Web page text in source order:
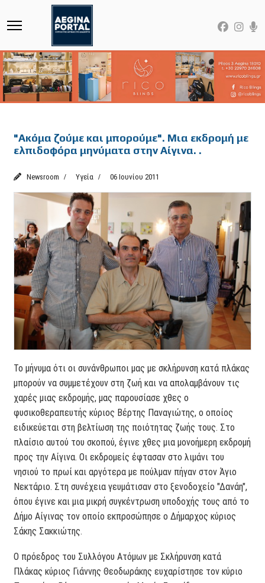
"Ακόμα ζούμε και μπορούμε". Μια εκδρομή με
ελπιδοφόρα μηνύματα στην Αίγινα. .
Newsroom Υγεία 06 Ιουνίου 2011
Το μήνυμα ότι οι συνάνθρωποι μας με σκλήρυνση κατά πλάκας
μπορούν να συμμετέχουν στη ζωή και να απολαμβάνουν τις
χαρές μιας εκδρομής, μας παρουσίασε χθες ο
φυσικοθεραπευτής κύριος Βέρτης Παναγιώτης, ο οποίος
ειδικεύεται στη βελτίωση της ποιότητας ζωής τους. Στο
πλαίσιο αυτού του σκοπού, έγινε χθες μια μονοήμερη εκδρομή
προς την Αίγινα. Οι εκδρομείς έφτασαν στο λιμάνι του
νησιού το πρωί και αργότερα με πούλμαν πήγαν στον Άγιο
Νεκτάριο. Στη συνέχεια γευμάτισαν στο ξενοδοχείο "Δανάη",
όπου έγινε και μια μικρή συγκέντρωση υποδοχής τους από το
Δήμο Αίγινας τον οποίο εκπροσώπησε ο Δήμαρχος κύριος
Σάκης Σακκιώτης.
Ο πρόεδρος του Συλλόγου Ατόμων με Σκλήρυνση κατά
Πλάκας κύριος Γιάννης Θεοδωράκης ευχαρίστησε τον κύριο